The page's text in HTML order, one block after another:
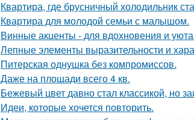
Квартира, где брусничный холодильник
Квартира для молодой семьи с малышом.
Винные акценты - для вдохновения и
Лепные элементы выразительности и
Питерская однушка без компромиссов.
Даже на площади всего 4 кв.
Бежевый цвет давно стал классикой, но
Идеи, которые хочется повторить.